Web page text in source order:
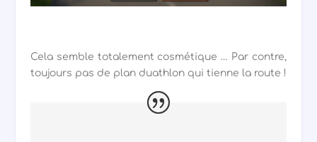
Cela semble totalement cosmétique … Par contre,
toujours pas de plan duathlon qui tienne la route !